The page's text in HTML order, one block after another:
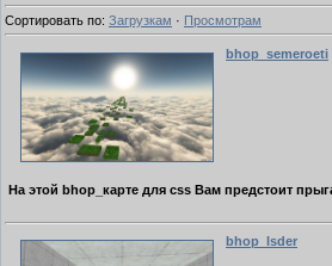
Сортировать по: Загрузкам · Просмотрам
bhop_semeroeti
На этой bhop_карте для css Вам предстоит
bhop_lsder